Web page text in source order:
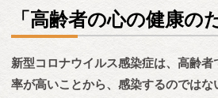
「高齢者の心の健康の
新型コロナウイルス感染症は、高齢
率が高いことから、感染するのではな